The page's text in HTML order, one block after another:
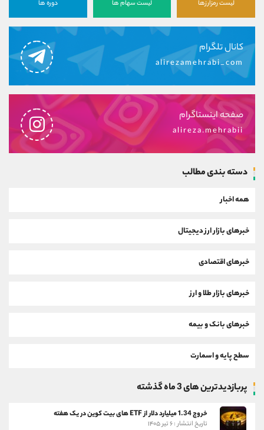
لیست رمزارزها لیست سهام ها دوره ها
کانال تلگرام
alirezamehrabi_com
صفحه اینستاگرام
alireza.mehrabii
دسته بندی مطالب
همه اخبار
خبرهای بازار ارز دیجیتال
خبرهای اقتصادی
خبرهای بازار طلا و ارز
خبرهای بانک و بیمه
سطح پایه و اسمارت
پربازدیدترین های 3 ماه گذشته
خروج 1.34 میلیارد دلار از ETF های بیت کوین در یک هفته
تاریخ انتشار : ۶ تیر ۱۴۰۵